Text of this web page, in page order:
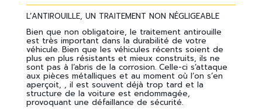
L’ANTIROUILLE, UN TRAITEMENT NON NÉGLIGEABLE
Bien que non obligatoire, le traitement antirouille
est très important dans la durabilité de votre
véhicule. Bien que les véhicules récents soient de
plus en plus résistants et mieux construits, ils ne
sont pas à l’abris de la corrosion. Celle-ci s’attaque
aux pièces métalliques et au moment où l’on s’en
aperçoit, , il est souvent déjà trop tard et la
structure de la voiture est endommagée,
provoquant une défaillance de sécurité.